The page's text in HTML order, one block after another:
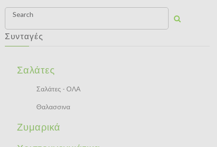
Search
Συνταγές
Σαλάτες
Σαλάτες - ΟΛΑ
Θαλασσινα
Ζυμαρικά